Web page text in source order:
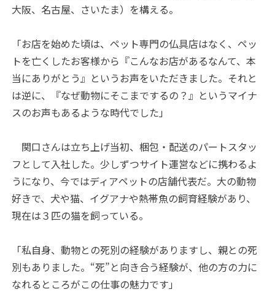
大阪、名古屋、さいたま）を構える。
「お店を始めた頃は、ペット専門の仏具店はなく、ペッ
トを亡くしたお客様から『こんなお店があるなんて、本
当にありがとう』というお声をいただきました。それと
は逆に、『なぜ動物にそこまでするの？』というマイナ
スのお声もあるような時代でした」
関口さんは立ち上げ当初、梱包・配送のパートスタッ
フとして入社した。少しずつサイト運営などに携わるよ
うになり、今ではディアペットの店舗代表だ。大の動物
好きで、犬や猫、イグアナや熱帯魚の飼育経験があり、
現在は３匹の猫を飼っている。
「私自身、動物との死別の経験がありますし、親との死
別もありました。“死”と向き合う経験が、他の方の力に
なれるところがこの仕事の魅力です」